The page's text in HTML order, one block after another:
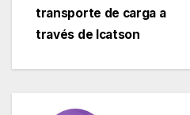
transporte de carga a
través de Icatson